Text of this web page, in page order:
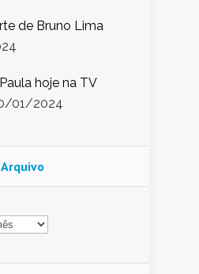
de Bruno Lima
hoje na TV
01/2024
Arquivo